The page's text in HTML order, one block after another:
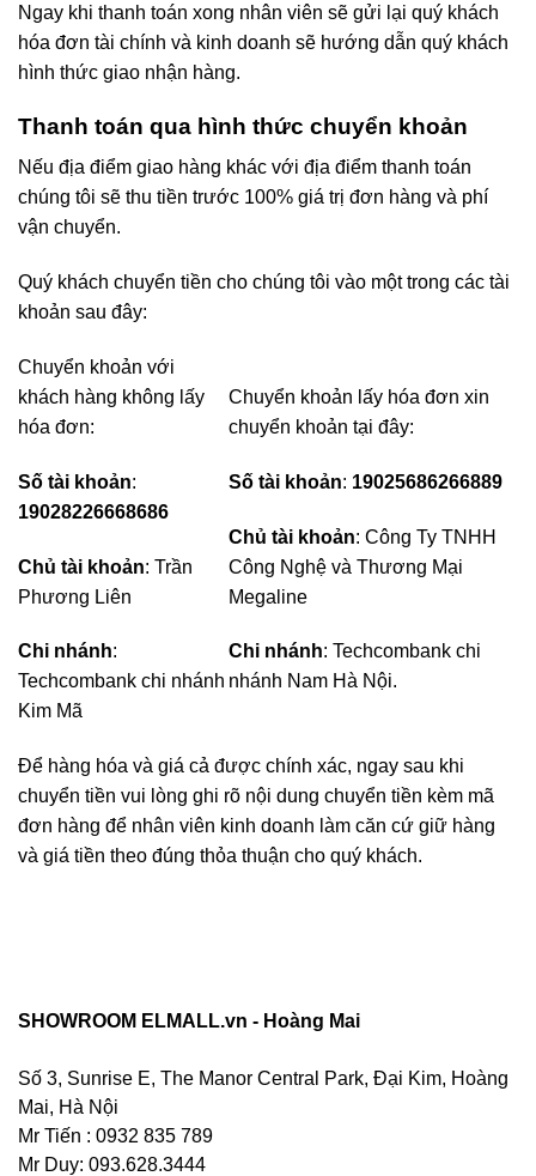
Ngay khi thanh toán xong nhân viên sẽ gửi lại quý khách
hóa đơn tài chính và kinh doanh sẽ hướng dẫn quý khách
hình thức giao nhận hàng.
Thanh toán qua hình thức chuyển khoản
Nếu địa điểm giao hàng khác với địa điểm thanh toán
chúng tôi sẽ thu tiền trước 100% giá trị đơn hàng và phí
vận chuyển.
Quý khách chuyển tiền cho chúng tôi vào một trong các tài
khoản sau đây:
Chuyển khoản với
khách hàng không lấy
hóa đơn:
Số tài khoản‎:
19028226668686
Chủ tài khoản: Trần
Phương Liên‎
Chi nhánh:
Techcombank chi nhánh
Kim Mã
Chuyển khoản lấy hóa đơn xin
chuyển khoản tại đây:
Số tài khoản‎: ‎ 19025686266889 ‎
Chủ tài khoản: Công Ty TNHH
Công Nghệ và Thương Mại
‎Megaline‎
Chi nhánh: ‎Techcombank chi
nhánh Nam Hà Nội‎.
Để hàng hóa và giá cả được chính xác, ngay sau khi
chuyển tiền vui lòng ghi rõ nội dung chuyển tiền kèm mã
đơn hàng để nhân viên kinh doanh làm căn cứ giữ hàng
và giá tiền theo đúng thỏa thuận cho quý khách.
SHOWROOM ELMALL.vn - Hoàng Mai
Số 3, Sunrise E, The Manor Central Park, Đại Kim, Hoàng
Mai, Hà Nội
Mr Tiến : 0932 835 789
Mr Duy: 093.628.3444